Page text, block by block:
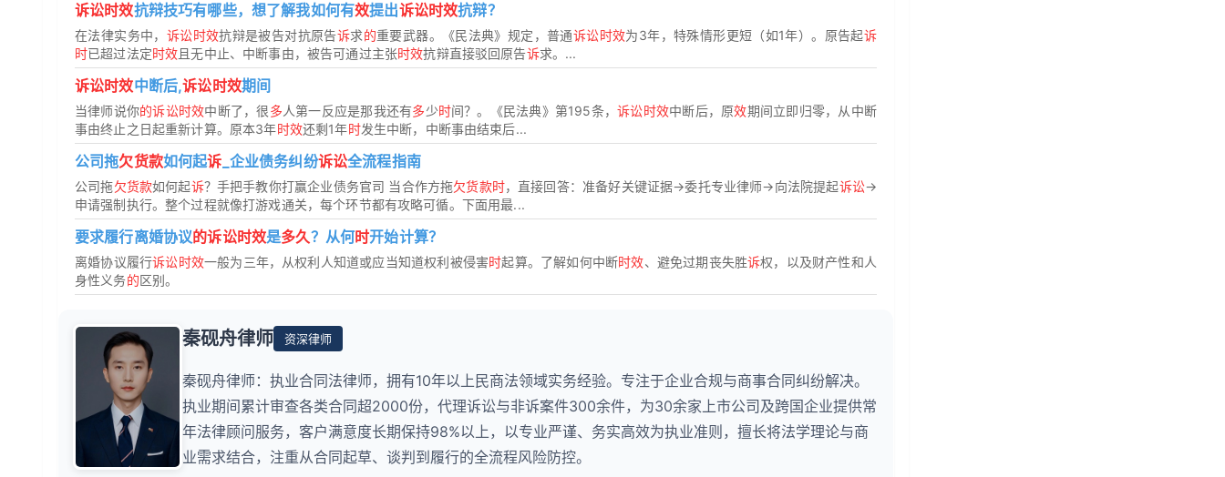
诉讼时效抗辩技巧有哪些，想了解我如何有效提出诉讼时效抗辩？
在法律实务中， 诉讼时效抗辩是被告对抗原告诉求的重要武器。《民法典》规定，普通诉讼时效为3年，特殊情形更短（如1年）。原告起诉
时已超过法定时效且无中止、中断事由，被告可通过主张时效抗辩直接驳回原告诉求。...
诉讼时效中断后,诉讼时效期间
当律师说你的诉讼时效中断了，很多人第一反应是那我还有多少时间？。《民法典》第195条，诉讼时效中断后，原效期间立即归零，从中断
事由终止之日起重新计算。原本3年时效还剩1年时发生中断，中断事由结束后...
公司拖欠货款如何起诉 _企业债务纠纷诉讼全流程指南
公司拖欠货款如何起诉？手把手教你打赢企业债务官司 当合作方拖欠货款时，直接回答：准备好关键证据→委托专业律师→向法院提起诉讼→
申请强制执行。整个过程就像打游戏通关，每个环节都有攻略可循。下面用最...
要求履行离婚协议的诉讼时效是多久？从何时开始计算？
离婚协议履行诉讼时效一般为三年，从权利人知道或应当知道权利被侵害时起算。了解如何中断时效、避免过期丧失胜诉权，以及财产性和人
身性义务的区别。
秦砚舟律师 资深律师
秦砚舟律师：执业合同法律师，拥有10年以上民商法领域实务经验。专注于企业合规与商事合同纠纷解决。
执业期间累计审查各类合同超2000份，代理诉讼与非诉案件300余件，为30余家上市公司及跨国企业提供常
年法律顾问服务，客户满意度长期保持98%以上，以专业严谨、务实高效为执业准则，擅长将法学理论与商
业需求结合，注重从合同起草、谈判到履行的全流程风险防控。